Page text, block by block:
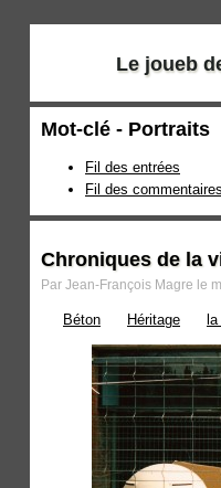
Le joueb
Mot-clé - Portraits
Fil des entrées
Fil des commentaires
Chroniques de la
Par Jean-François Magre le
Béton Héritage la